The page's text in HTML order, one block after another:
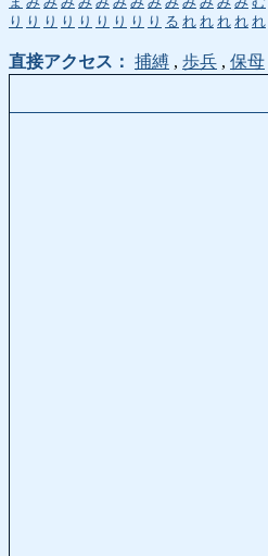
り り り り り り り り り る れ れ れ れ れ
直接アクセス： 捕縛 , 歩兵 , 保母